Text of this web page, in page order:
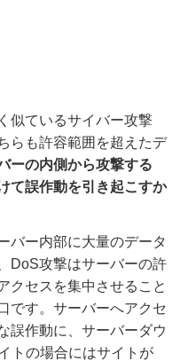
似ているサイバー攻撃
らも許容範囲を超えたデ
ーの内側から攻撃する
て誤作動を引き起こすか
バー内部に大量のデータ
DoS攻撃はサーバーの許
クセスを集中させること
です。サーバーへアクセ
誤作動に、サーバーダウ
トの場合にはサイトが